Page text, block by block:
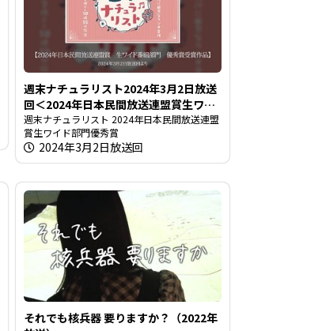
週末ナチュラリスト2024年3月2日放送
回＜2024年日本民間放送連盟賞生ワイ
ド部門優秀賞＞
週末ナチュラリスト 2024年日本民間放送連盟
賞生ワイド部門優秀賞
2024年3月2日放送回
それでも核兵器 要りますか？（2022年